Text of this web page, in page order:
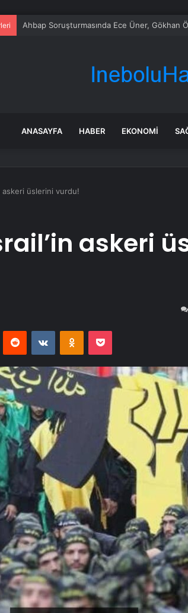
Ahbap Soruşturmasında Ece Üner, Gökhan
ANASAYFA HABER EKONOMI
askeri üslerini vurdu!
askeri
Reddit VKontakteOdnoklassniki
Pocket